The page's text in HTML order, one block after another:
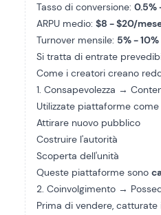
Tasso di conversione:0.5%
ARPU medio:$8 - $20/
Turnover mensile: 5% - 10%
Si tratta di entrate
Come i creatori creano
1. Consapevolezza →
Utilizzate piattaforme
Attirare nuovo pubblico
Costruire l'autorità
Scoperta dell'unità
Queste piattaforme sono
2. Coinvolgimento →
Prima di vendere,